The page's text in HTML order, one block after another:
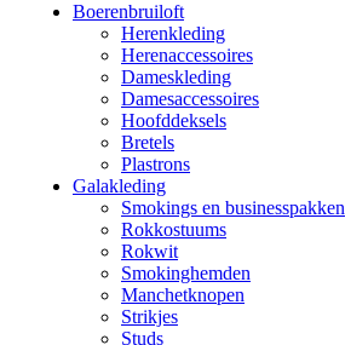
Boerenbruiloft
Herenkleding
Herenaccessoires
Dameskleding
Damesaccessoires
Hoofddeksels
Bretels
Plastrons
Galakleding
Smokings en businesspakken
Rokkostuums
Rokwit
Smokinghemden
Manchetknopen
Strikjes
Studs